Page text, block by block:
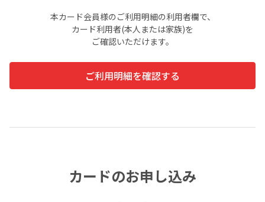
本カード会員様のご利用明細の利用者欄で、
カード利用者(本人または家族)を
ご確認いただけます。
ご利用明細を確認する
カードのお申し込み